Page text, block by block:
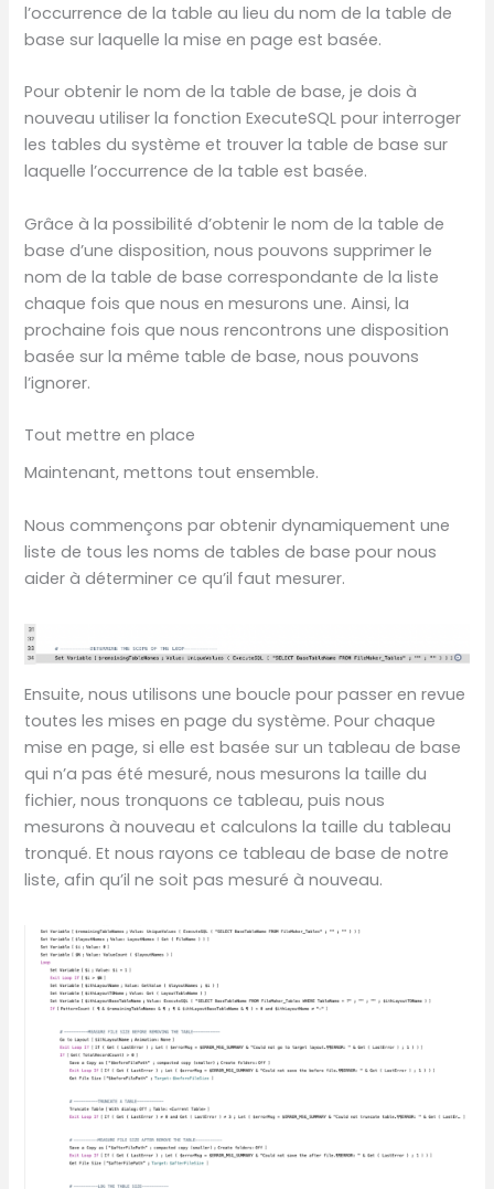
l’occurrence de la table au lieu du nom de la table de
base sur laquelle la mise en page est basée.
Pour obtenir le nom de la table de base, je dois à
nouveau utiliser la fonction ExecuteSQL pour interroger
les tables du système et trouver la table de base sur
laquelle l’occurrence de la table est basée.
Grâce à la possibilité d’obtenir le nom de la table de
base d’une disposition, nous pouvons supprimer le
nom de la table de base correspondante de la liste
chaque fois que nous en mesurons une. Ainsi, la
prochaine fois que nous rencontrons une disposition
basée sur la même table de base, nous pouvons
l’ignorer.
Tout mettre en place
Maintenant, mettons tout ensemble.
Nous commençons par obtenir dynamiquement une
liste de tous les noms de tables de base pour nous
aider à déterminer ce qu’il faut mesurer.
Ensuite, nous utilisons une boucle pour passer en revue
toutes les mises en page du système. Pour chaque
mise en page, si elle est basée sur un tableau de base
qui n’a pas été mesuré, nous mesurons la taille du
fichier, nous tronquons ce tableau, puis nous
mesurons à nouveau et calculons la taille du tableau
tronqué. Et nous rayons ce tableau de base de notre
liste, afin qu’il ne soit pas mesuré à nouveau.